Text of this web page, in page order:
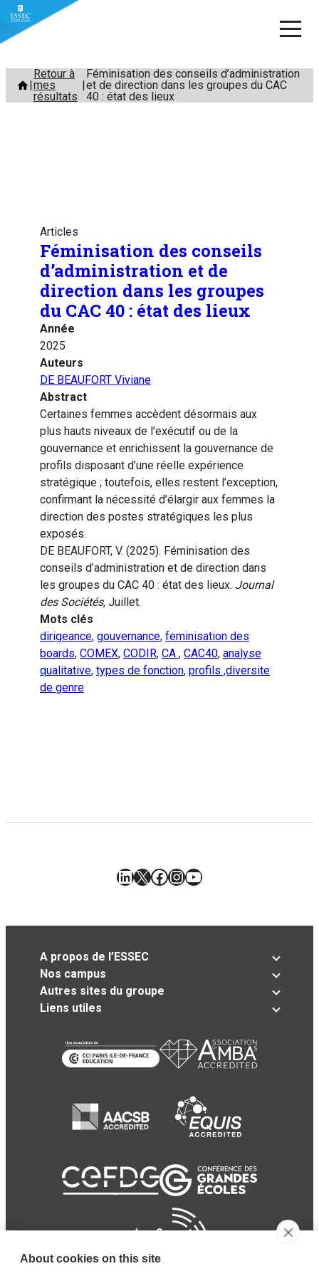
Aller
contenu
Retour à
mes
résultats
Féminisation des conseils d’administration
et de direction dans les groupes du CAC
40 : état des lieux
Articles
Féminisation des conseils
d’administration et de
direction dans les groupes
du CAC 40 : état des lieux
Année
2025
Auteurs
DE BEAUFORT Viviane
Abstract
Certaines femmes accèdent désormais aux
plus hauts niveaux de l’exécutif ou de la
gouvernance et enrichissent la gouvernance de
profils disposant d’une réelle expérience
stratégique ; toutefois, elles restent l’exception,
confirmant la nécessité d’élargir aux femmes la
direction des postes stratégiques les plus
exposés.
DE BEAUFORT, V. (2025). Féminisation des
conseils d’administration et de direction dans
les groupes du CAC 40 : état des lieux. Journal
des Sociétés, Juillet.
Mots clés
dirigeance, gouvernance, feminisation des
boards, COMEX, CODIR, CA , CAC40, analyse
qualitative, types de fonction, profils ,diversite
de genre
LinkedIn
X Facebook
Instagram
YouTube
A propos de l’ESSEC
Nos campus
Autres sites du groupe
Liens utiles
About cookies on this site